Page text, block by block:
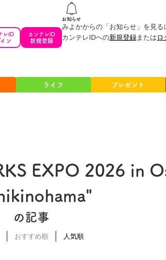
レID
ン
カンテレID
新規登録
みよかからの「お知らせ」を見る
カンテレIDへの新規登録またはロ
ライフ プレゼント
EXPO 2026 in
の記事
おすすめ順 人気順